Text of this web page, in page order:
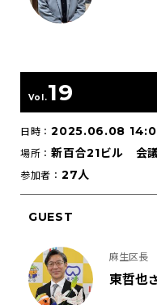
Vol.19
日時：2025.06.08
場所：新百合21ビル 会
参加者： 27人
GUEST
麻生区長
東哲也